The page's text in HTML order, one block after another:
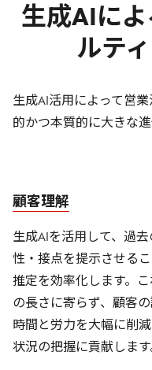
生成AIに
ルテ
生成AI活用によって営
的かつ本質的に大きな進
顧客理解
生成AIを活用して、過
性・接点を提示させる
推定を効率化します。
の長さに寄らず、顧客
時間と労力を大幅に削
状況の把握に貢献します